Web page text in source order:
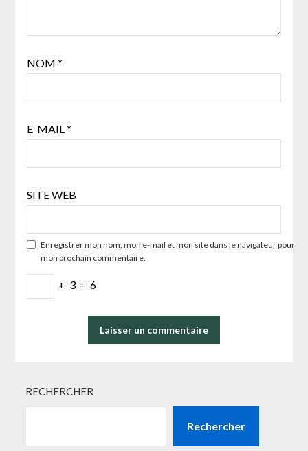
NOM *
E-MAIL*
SITE WEB
Enregistrer mon nom, mon e-mail et mon site dans le navigateur pour
mon prochain commentaire.
+ 3 = 6
RECHERCHER
Rechercher